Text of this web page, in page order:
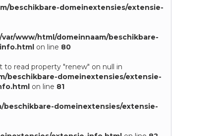
beschikbare-domeinextensies/extensie-
/var/www/html/domeinnaam/beschikbare-
on line 80
to read property "renew" on null in
beschikbare-domeinextensies/extensie-
on line 81
beschikbare-domeinextensies/extensie-